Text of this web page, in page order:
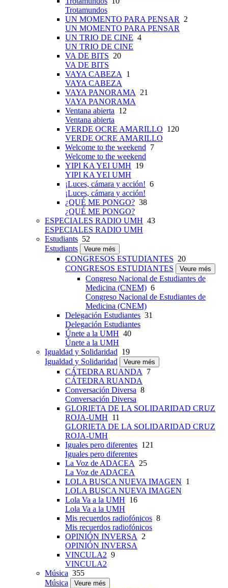
Trotamundos
UN MOMENTO PARA PENSAR
2
UN MOMENTO PARA PENSAR
UN TRIO DE CINE 4
UN TRIO DE CINE
VA DE BITS 20
VA DE BITS
VAYA CABEZA
1
VAYA CABEZA
VAYA PANORAMA
21
VAYA PANORAMA
Ventana abierta 12
Ventana abierta
VERDE OCRE AMARILLO 120
VERDE OCRE AMARILLO
Welcome to the weekend 7
Welcome to the weekend
YIPI KA YEI UMH 19
YIPI KA YEI UMH
¡Luces, cámara y acción! 6
¡Luces, cámara y acción!
¿QUÉ ME PONGO? 38
¿QUÉ ME PONGO?
ESPECIALES RADIO UMH 43
ESPECIALES RADIO UMH
Estudiants 52
Estudiants
Veure més
CONGRESOS ESTUDIANTES 20
CONGRESOS ESTUDIANTES
Veure més
Congreso Nacional de Estudiantes de
Medicina (CNEM) 6
Congreso Nacional de Estudiantes de
Medicina (CNEM)
Delegación Estudiantes 31
Delegación Estudiantes
Únete a la UMH 40
Únete a la UMH
Igualdad y Solidaridad 19
Igualdad y Solidaridad
Veure més
CÁTEDRA RUANDA
7
CÁTEDRA RUANDA
Conversación Diversa 8
Conversación Diversa
GLORIETA DE LA SOLIDARIDAD CRUZ
ROJA-UMH 11
GLORIETA DE LA SOLIDARIDAD CRUZ
ROJA-UMH
Iguales pero diferentes 121
Iguales pero diferentes
La Voz de ADACEA
25
La Voz de ADACEA
LOLA BUSCA NUEVA IMAGEN 1
LOLA BUSCA NUEVA IMAGEN
Lola Va a la UMH 16
Lola Va a la UMH
Mis recuerdos radiofónicos 8
Mis recuerdos radiofónicos
OPINIÓN INVERSA
2
OPINIÓN INVERSA
VINCULA2 9
VINCULA2
Música 355
Música
Veure més